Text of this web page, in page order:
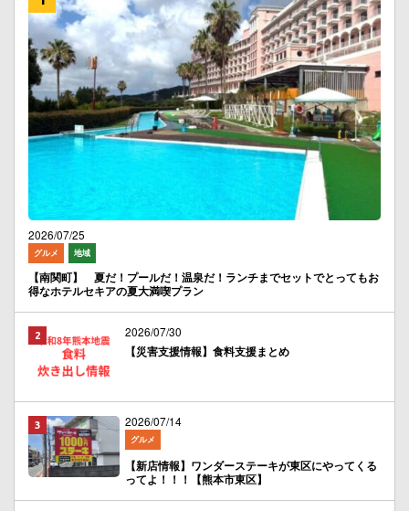
2026/07/25
グルメ 地域
【南関町】 夏だ！プールだ！温泉だ！ランチまでセットでとってもお
得なホテルセキアの夏大満喫プラン
2026/07/30
【災害支援情報】食料支援まとめ
2026/07/14
グルメ
【新店情報】ワンダーステーキが東区にやってくる
ってよ！！！【熊本市東区】